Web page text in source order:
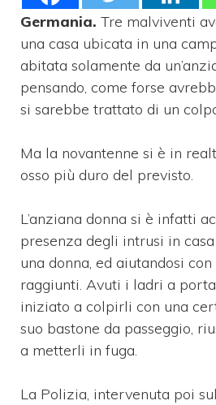
Germania. Tre malviventi
una casa ubicata in una
abitata solamente da
pensando, come forse
si sarebbe trattato di un
Ma la novantenne si è in
osso più duro del previsto.
L’anziana donna si è infatti
presenza degli intrusi in
una donna, ed aiutandosi
raggiunti. Avuti i ladri a
iniziato a colpirli con una
suo bastone da passeggio,
a metterli in fuga.
La Polizia, intervenuta poi